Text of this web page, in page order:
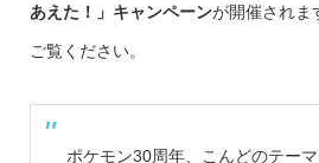
あえた！」キャンペーンが開催されま
ご覧ください。
ポケモン30周年、こんどのテーマ